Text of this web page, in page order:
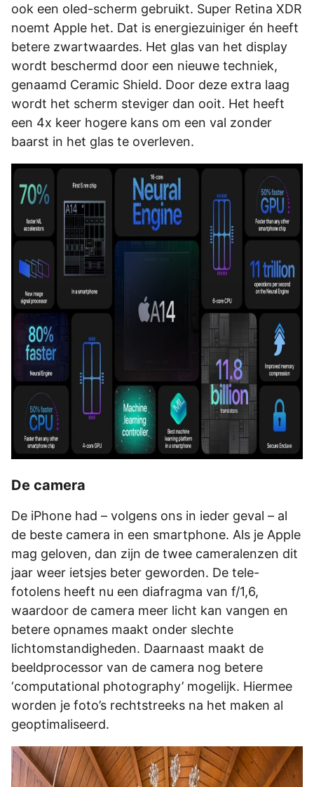
ook een oled-scherm gebruikt. Super Retina XDR
noemt Apple het. Dat is energiezuiniger én heeft
betere zwartwaardes. Het glas van het display
wordt beschermd door een nieuwe techniek,
genaamd Ceramic Shield. Door deze extra laag
wordt het scherm steviger dan ooit. Het heeft
een 4x keer hogere kans om een val zonder
baarst in het glas te overleven.
De camera
De iPhone had – volgens ons in ieder geval – al
de beste camera in een smartphone. Als je Apple
mag geloven, dan zijn de twee cameralenzen dit
jaar weer ietsjes beter geworden. De tele-
fotolens heeft nu een diafragma van f/1,6,
waardoor de camera meer licht kan vangen en
betere opnames maakt onder slechte
lichtomstandigheden. Daarnaast maakt de
beeldprocessor van de camera nog betere
‘computational photography’ mogelijk. Hiermee
worden je foto’s rechtstreeks na het maken al
geoptimaliseerd.